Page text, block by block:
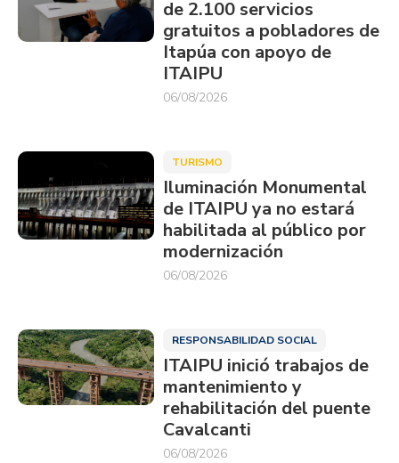
de 2.100 servicios
gratuitos a pobladores de
Itapúa con apoyo de
ITAIPU
06/08/2026
TURISMO
Iluminación Monumental
de ITAIPU ya no estará
habilitada al público por
modernización
06/08/2026
RESPONSABILIDAD SOCIAL
ITAIPU inició trabajos de
mantenimiento y
rehabilitación del puente
Cavalcanti
06/08/2026